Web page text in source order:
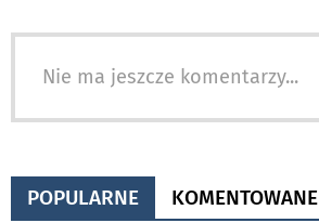
Nie ma jeszcze komentarzy...
POPULARNE KOMENTOWANE